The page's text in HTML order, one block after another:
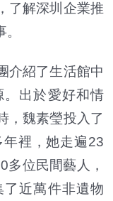
了解深圳企業推
介紹了生活館中
出於愛好和情
，魏素瑩投入了
裡，她走遍23
位民間藝人，
近萬件非遺物